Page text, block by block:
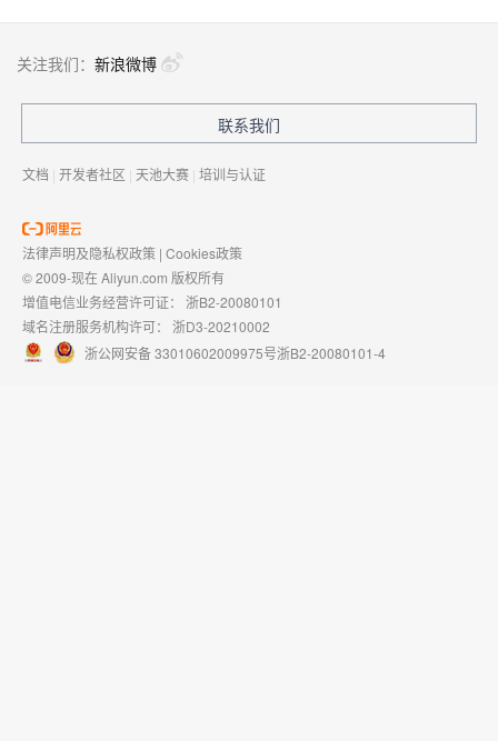
关注我们： 新浪微博
联系我们
文档 | 开发者社区 | 天池大赛 | 培训与认证
法律声明及隐私权政策 | Cookies政策
© 2009-现在 Aliyun.com 版权所有
增值电信业务经营许可证： 浙B2-20080101
域名注册服务机构许可： 浙D3-20210002
浙公网安备 33010602009975号浙B2-20080101-4